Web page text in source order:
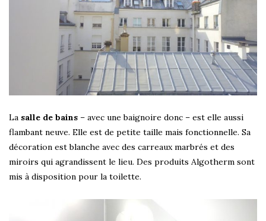
La salle de bains – avec une baignoire donc – est elle aussi
flambant neuve. Elle est de petite taille mais fonctionnelle. Sa
décoration est blanche avec des carreaux marbrés et des
miroirs qui agrandissent le lieu. Des produits Algotherm sont
mis à disposition pour la toilette.